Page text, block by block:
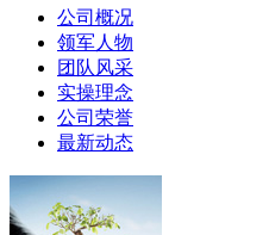
公司概况
领军人物
团队风采
实操理念
公司荣誉
最新动态